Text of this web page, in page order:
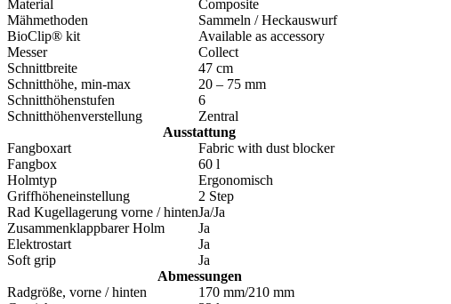
Material
Composite
Mähmethoden
Sammeln / Heckauswurf
BioClip® kit
Available as accessory
Messer
Collect
Schnittbreite
47 cm
Schnitthöhe, min-max
20 – 75 mm
Schnitthöhenstufen
6
Schnitthöhenverstellung
Zentral
Ausstattung
Fangboxart
Fabric with dust blocker
Fangbox
60 l
Holmtyp
Ergonomisch
Griffhöheneinstellung
2 Step
Rad Kugellagerung vorne / hintenJa/Ja
Zusammenklappbarer Holm
Ja
Elektrostart
Ja
Soft grip
Ja
Abmessungen
Radgröße, vorne / hinten
170 mm/210 mm